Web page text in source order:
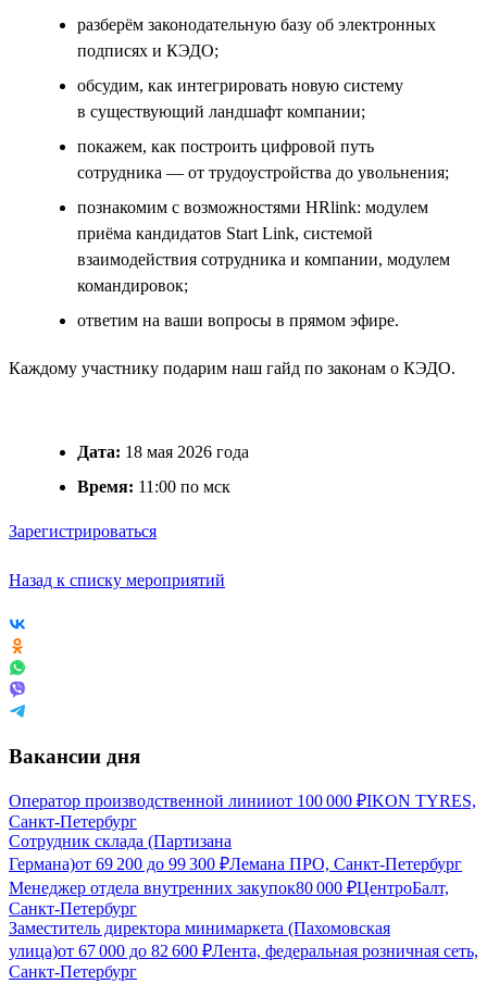
разберём законодательную базу об электронных
подписях и КЭДО;
обсудим, как интегрировать новую систему
в существующий ландшафт компании;
покажем, как построить цифровой путь
сотрудника — от трудоустройства до увольнения;
познакомим с возможностями HRlink: модулем
приёма кандидатов Start Link, системой
взаимодействия сотрудника и компании, модулем
командировок;
ответим на ваши вопросы в прямом эфире.
Каждому участнику подарим наш гайд по законам о КЭДО.
Дата: 18 мая 2026 года
Время: 11:00 по мск
Зарегистрироваться
Назад к списку мероприятий
Вакансии дня
Оператор производственной линииот 100 000 ₽IKON TYRES,
Санкт-Петербург
Сотрудник склада (Партизана
Германа)от 69 200 до 99 300 ₽Лемана ПРО, Санкт-Петербург
Менеджер отдела внутренних закупок80 000 ₽ЦентроБалт,
Санкт-Петербург
Заместитель директора минимаркета (Пахомовская
улица)от 67 000 до 82 600 ₽Лента, федеральная розничная сеть,
Санкт-Петербург